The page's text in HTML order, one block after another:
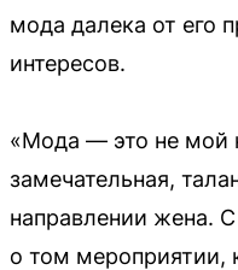
мода далека от его
интересов.
«Мода — это не мой
замечательная,
направлении жена.
о том мероприятии,